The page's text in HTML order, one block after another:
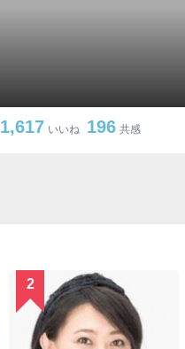
1,617 いいね 196 共感
2